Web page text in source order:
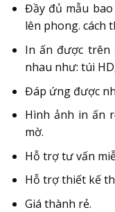
Đầy đủ mẫu
lên phong. cách
In ấn được trên
nhau như: túi
Đáp ứng được
Hình ảnh in ấn
mờ.
Hỗ trợ tư vấn
Hỗ trợ thiết kế
Giá thành rẻ.